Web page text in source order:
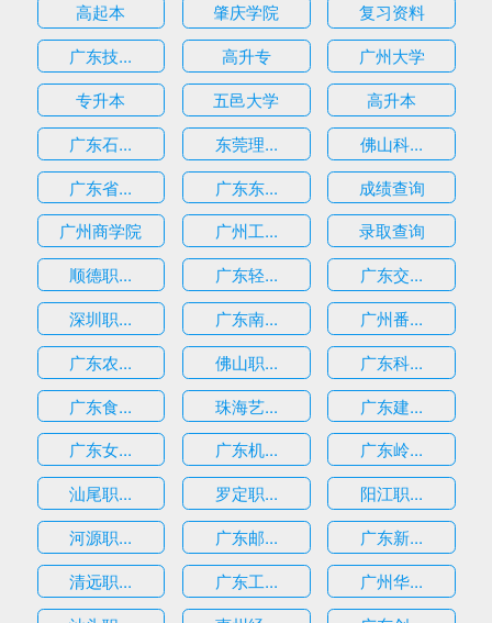
高起本
肇庆学院
复习资料
广东技...
高升专
广州大学
专升本
五邑大学
高升本
广东石...
东莞理...
佛山科...
广东省...
广东东...
成绩查询
广州商学院
广州工...
录取查询
顺德职...
广东轻...
广东交...
深圳职...
广东南...
广州番...
广东农...
佛山职...
广东科...
广东食...
珠海艺...
广东建...
广东女...
广东机...
广东岭...
汕尾职...
罗定职...
阳江职...
河源职...
广东邮...
广东新...
清远职...
广东工...
广州华...